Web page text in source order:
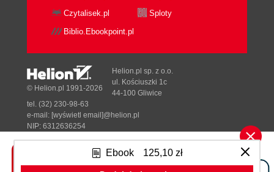
Ebook 125,10 zł
Czytalisek.pl
Sploty
Biblio.Ebookpoint.pl
Tonik.pl
© Helion.pl 1991-2026
Helion.pl sp. z o.o.
ul. Kościuszki 1c
44-100 Gliwice
tel. (32) 230-98-63
e-mail: [wyświetl email]@helion.pl
NIP: 6312636254